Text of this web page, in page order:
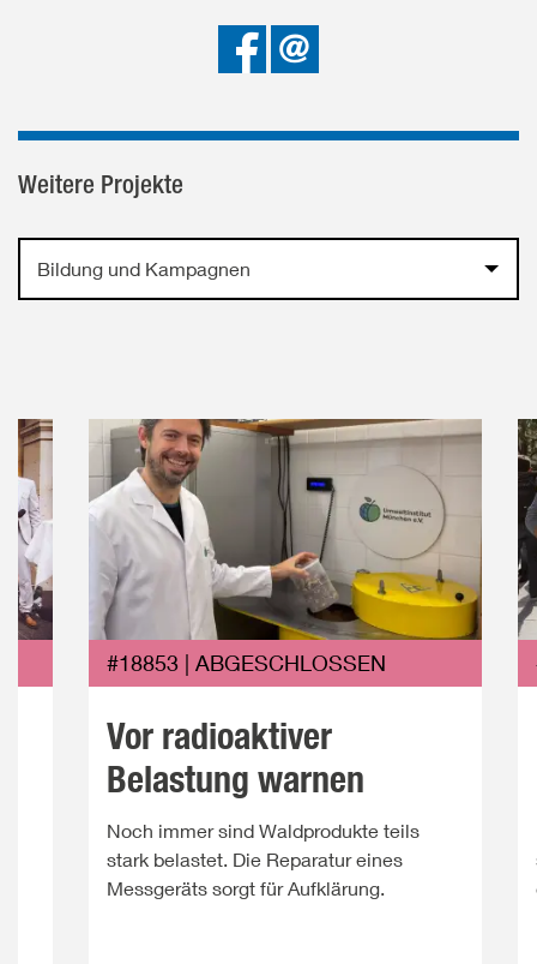
Bei
Facebook
Weitere Projekte
Bildung und Kampagnen
#18853 | ABGESCHLOSSEN
Vor radioaktiver
Belastung warnen
Noch immer sind Waldprodukte teils
stark belastet. Die Reparatur eines
Messgeräts sorgt für Aufklärung.